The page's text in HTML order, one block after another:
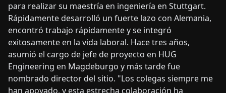
para realizar su maestría en ingeniería en Stuttgart.
Rápidamente desarrolló un fuerte lazo con Alemania,
encontró trabajo rápidamente y se integró
exitosamente en la vida laboral. Hace tres años,
asumió el cargo de jefe de proyecto en HUG
Engineering en Magdeburgo y más tarde fue
nombrado director del sitio. "Los colegas siempre me
han apoyado, y esta estrecha colaboración ha